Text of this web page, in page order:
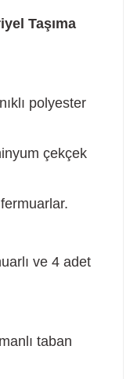
Taşıma
polyester
çekçek
ve 4 adet
taban